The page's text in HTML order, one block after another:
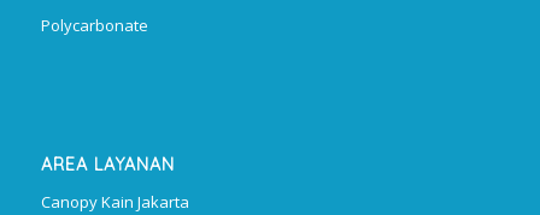
Polycarbonate
AREA LAYANAN
Canopy Kain Jakarta